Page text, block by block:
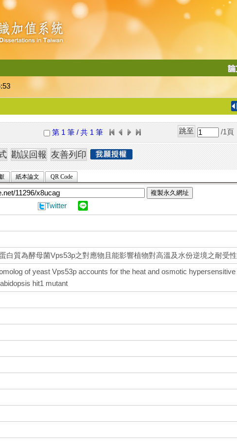
導
第 1 筆 / 共 1 筆 /1 頁
紙本論文 QR Code
複製永久網址
Twitter
白質為酵母菌Vps53p之對應物且能影響植物對高溫及水份逆境之耐受性
of yeast Vps53p accounts for the heat and osmotic hypersensitive
hit1 mutant